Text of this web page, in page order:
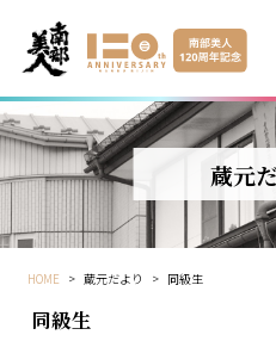
蔵元
HOME > 蔵元だより > 同級生
同級生